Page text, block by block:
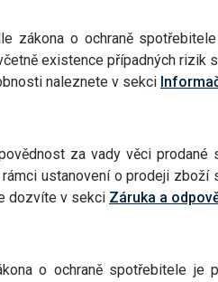
zákona o ochraně
existence případných rizik
naleznete v sekci
za vady věci
ustanovení o prodeji
dozvíte v sekci Záruka a
o ochraně spotřebitele je